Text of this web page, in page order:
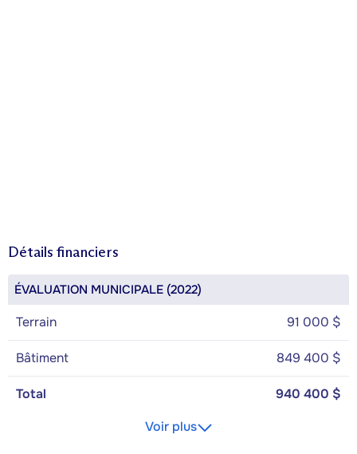
Détails financiers
ÉVALUATION MUNICIPALE (2022)
Terrain 91 000 $
Bâtiment 849 400 $
Total
940 400 $
Voir plus